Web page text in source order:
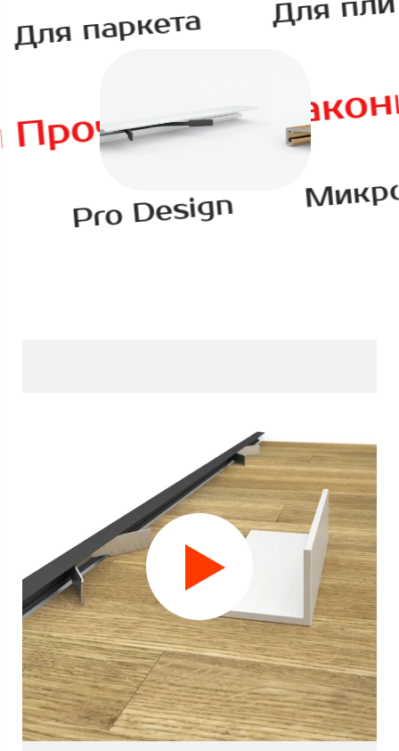
паркета Для
Прочный
Pro Design